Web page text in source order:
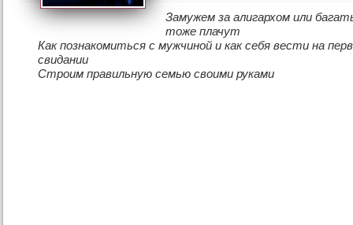
Замужем за алигархом или
тоже плачут
Как познакомиться с мужчиной и как себя вести на
свидании
Строим правильную семью своими руками